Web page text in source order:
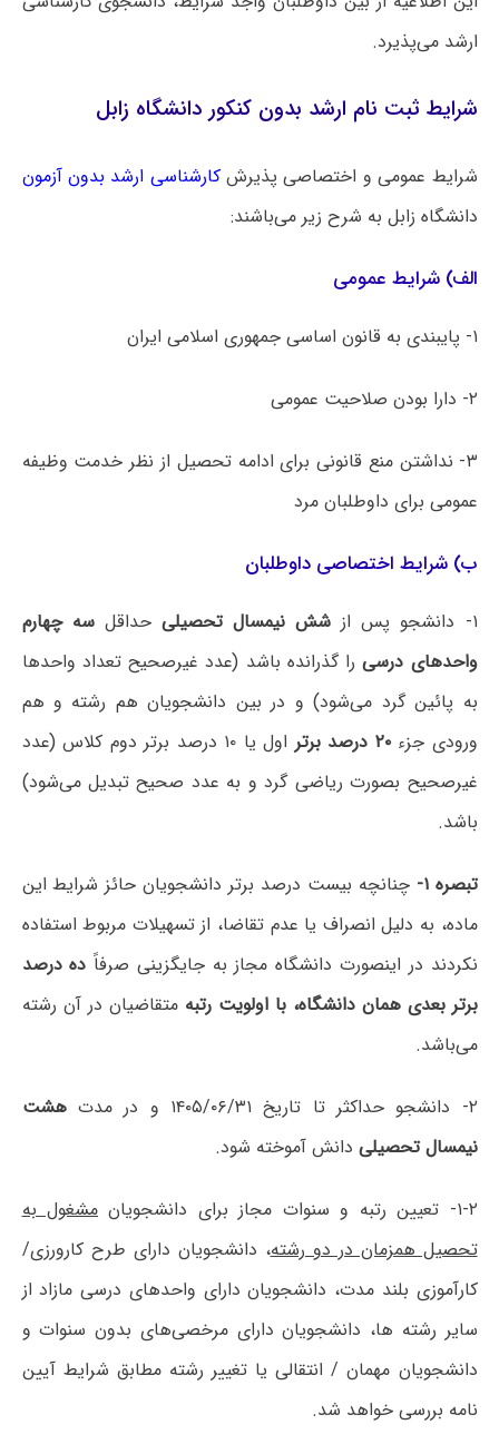
ارشد می‌پذیرد.
شرایط ثبت نام ارشد بدون کنکور دانشگاه زابل
شرایط عمومی و اختصاصی پذیرشکارشناسی ارشد بدون آزمون
دانشگاه ‌زابل به شرح زیر می‌باشند:
الف) شرایط عمومی
۱- پایبندی به قانون اساسی جمهوری اسلامی ایران
۲- دارا بودن صلاحیت عمومی
۳- نداشتن منع قانونی برای ادامه تحصیل از نظر خدمت وظیفه
عمومی برای داوطلبان مرد
ب) شرایط اختصاصی داوطلبان
۱- دانشجو پس از شش نیمسال تحصیلی حداقل سه چهارم
واحدهای درسیرا گذرانده باشد (عدد غیرصحیح تعداد واحدها
به پائین گرد می‌شود) و در بین دانشجویان هم رشته و هم
ورودی جزء۲۰ درصد برتر
اول یا ۱۰ درصد برتر دوم کلاس (عدد
غیرصحیح بصورت ریاضی گرد و به عدد صحیح تبدیل می‌شود)
باشد.
تبصره ۱-
چنانچه بیست درصد برتر دانشجویان حائز شرایط این
ماده، به دلیل انصراف یا عدم تقاضا، از تسهیلات مربوط استفاده
نکردند در اینصورت دانشگاه مجاز به جایگزینی صرفاً ده درصد
برتر بعدی همان دانشگاه، با اولویت رتبه متقاضیان در آن رشته
می‌باشد.
۲- دانشجو حداکثر تا تاریخ ۱۴۰۵/۰۶/۳۱ و در مدت
هشت
نیمسال تحصیلی دانش آموخته شود.
۱-۲- تعیین رتبه و سنوات مجاز برای دانشجویان
مشغول به
تحصیل همزمان در دو رشته، دانشجویان دارای طرح کارورزی/
کارآموزی بلند مدت، دانشجویان دارای واحدهای درسی مازاد از
سایر رشته ها، دانشجویان دارای مرخصی‌های بدون سنوات و
دانشجویان مهمان / انتقالی یا تغییر رشته مطابق شرایط آیین
نامه بررسی خواهد شد.